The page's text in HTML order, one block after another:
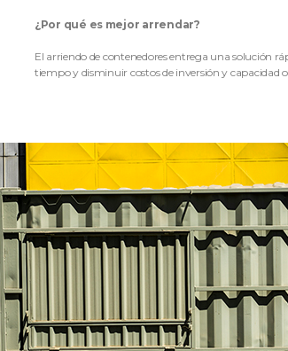
¿Por qué es mejor arrendar?
El arriendo de contenedores entrega una solución
tiempo y disminuir costos de inversión y capacidad